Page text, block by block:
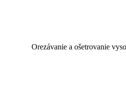
Orezávanie a ošetrovanie